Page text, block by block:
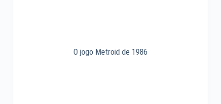
O jogo Metroid de 1986